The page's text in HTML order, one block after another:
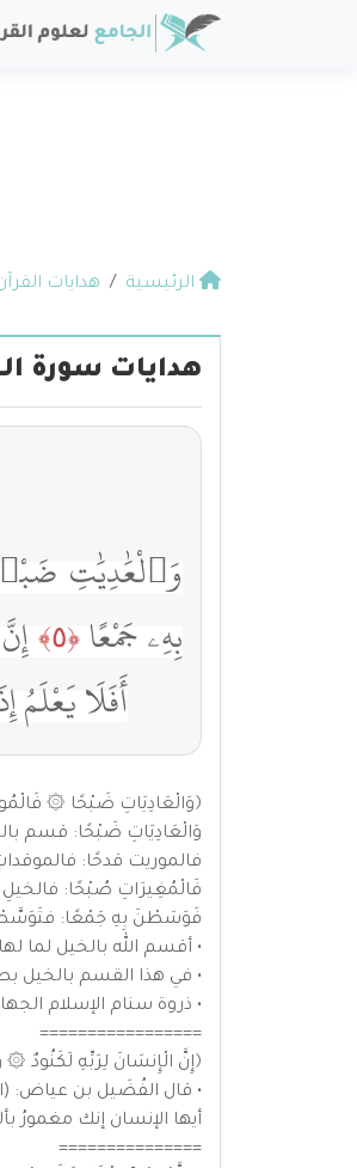
الرئيسية هدايات
هدايات سورة
وَٱلْعَٰدِيَٰتِ
بِهِۦ جَمْعًا ﴿٥﴾
أَفَلَا يَعْلَمُ
﴿وَالْعَادِيَاتِ ضَبْحًا ۞
وَالْعَادِيَاتِ ضَبْحًا: قسم
فالموريت قدحًا:
فَالْمُغِيرَاتِ صُبْحًا: فالخيلِ
فَوَسَطْنَ بِهِ جَمْعًا: فتَوَسَّطْنَ
• أقسم الله بالخيل لما
• في هذا القسم بالخيل
• ذروة سنام الإسلام
=================
﴿إِنَّ الْإِنسَانَ لِرَبِّهِ لَكَنُودٌ
• قال الفُضَيل بن عياض:
أيها الإنسان إنك
===============